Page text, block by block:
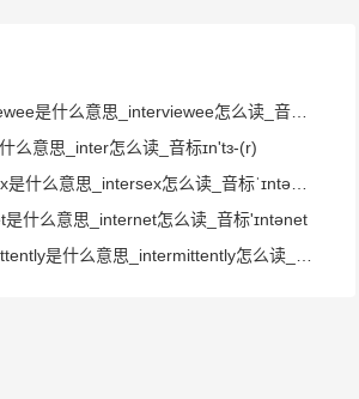
interviewee是什么意思_interviewee怎么读_音标ˌɪntəvju-ˈi-
么意思_inter怎么读_音标ɪn'tɜ-(r)
intersex是什么意思_intersex怎么读_音标ˈɪntəseks
是什么意思_internet怎么读_音标'ɪntənet